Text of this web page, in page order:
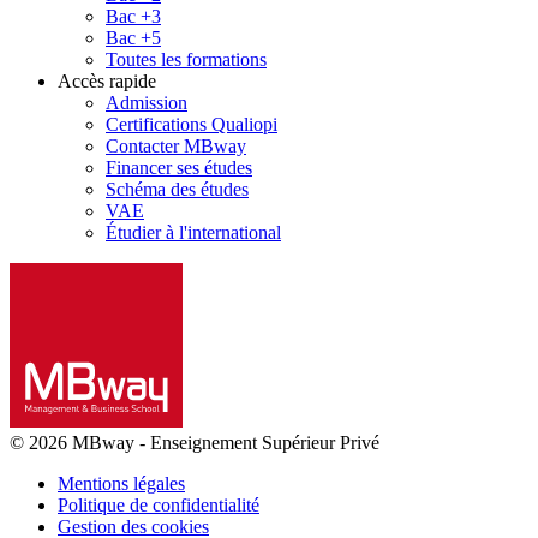
Bac +3
Bac +5
Toutes les formations
Accès rapide
Admission
Certifications Qualiopi
Contacter MBway
Financer ses études
Schéma des études
VAE
Étudier à l'international
© 2026 MBway - Enseignement Supérieur Privé
Mentions légales
Politique de confidentialité
Gestion des cookies